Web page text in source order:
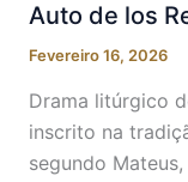
Auto de los
Fevereiro 16, 2026
Drama litúrgico
inscrito na
segundo